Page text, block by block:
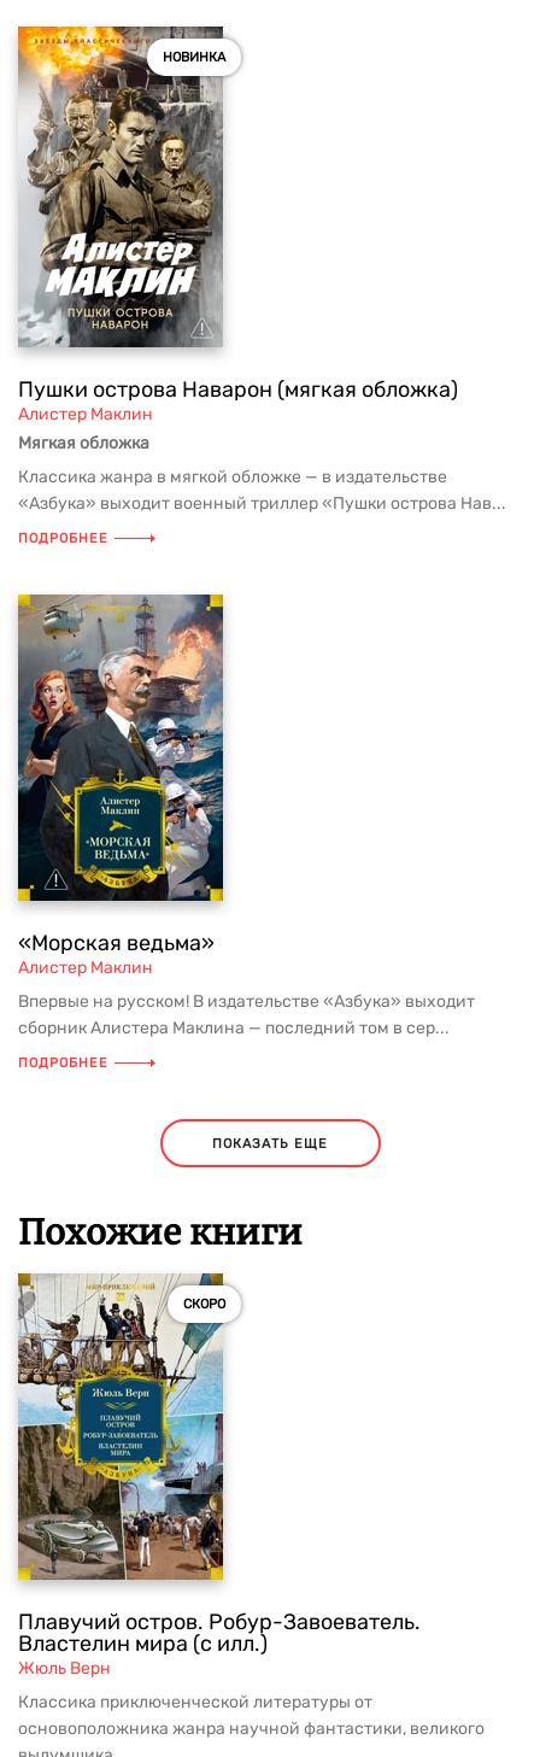
НОВИНКА
Пушки острова Наварон (мягкая обложка)
Алистер Маклин
Мягкая обложка
Классика жанра в мягкой обложке — в издательстве
«Азбука» выходит военный триллер «Пушки острова Нав...
ПОДРОБНЕЕ
«Морская ведьма»
Алистер Маклин
Впервые на русском! В издательстве «Азбука» выходит
сборник Алистера Маклина — последний том в сер...
ПОДРОБНЕЕ
ПОКАЗАТЬ ЕЩЕ
Похожие книги
СКОРО
Плавучий остров. Робур-Завоеватель.
Властелин мира (с илл.)
Жюль Верн
Классика приключенческой литературы от
основоположника жанра научной фантастики, великого